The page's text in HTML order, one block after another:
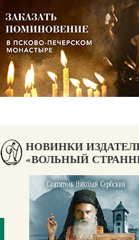
НОВИНКИ
«ВОЛЬНЫЙ